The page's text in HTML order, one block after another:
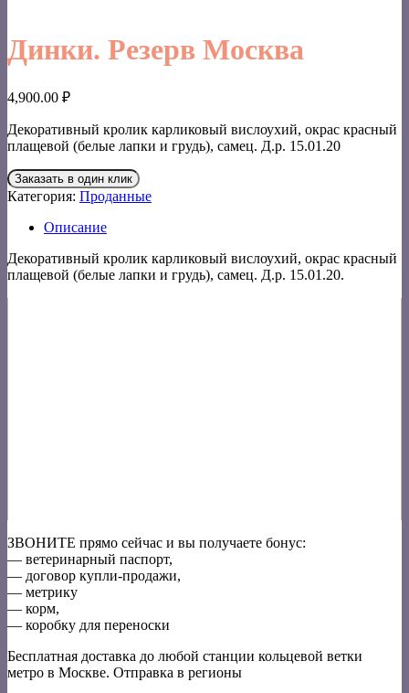
Динки. Резерв Москва
4,900.00 ₽
Декоративный кролик карликовый вислоухий, окрас красный
плащевой (белые лапки и грудь), самец. Д.р. 15.01.20
Заказать в один клик
Категория: Проданные
Описание
Декоративный кролик карликовый вислоухий, окрас красный
плащевой (белые лапки и грудь), самец. Д.р. 15.01.20.
ЗВОНИТЕ прямо сейчас и вы получаете бонус:
— ветеринарный паспорт,
— договор купли-продажи,
— метрику
— корм,
— коробку для переноски
Бесплатная доставка до любой станции кольцевой ветки
метро в Москве. Отправка в регионы